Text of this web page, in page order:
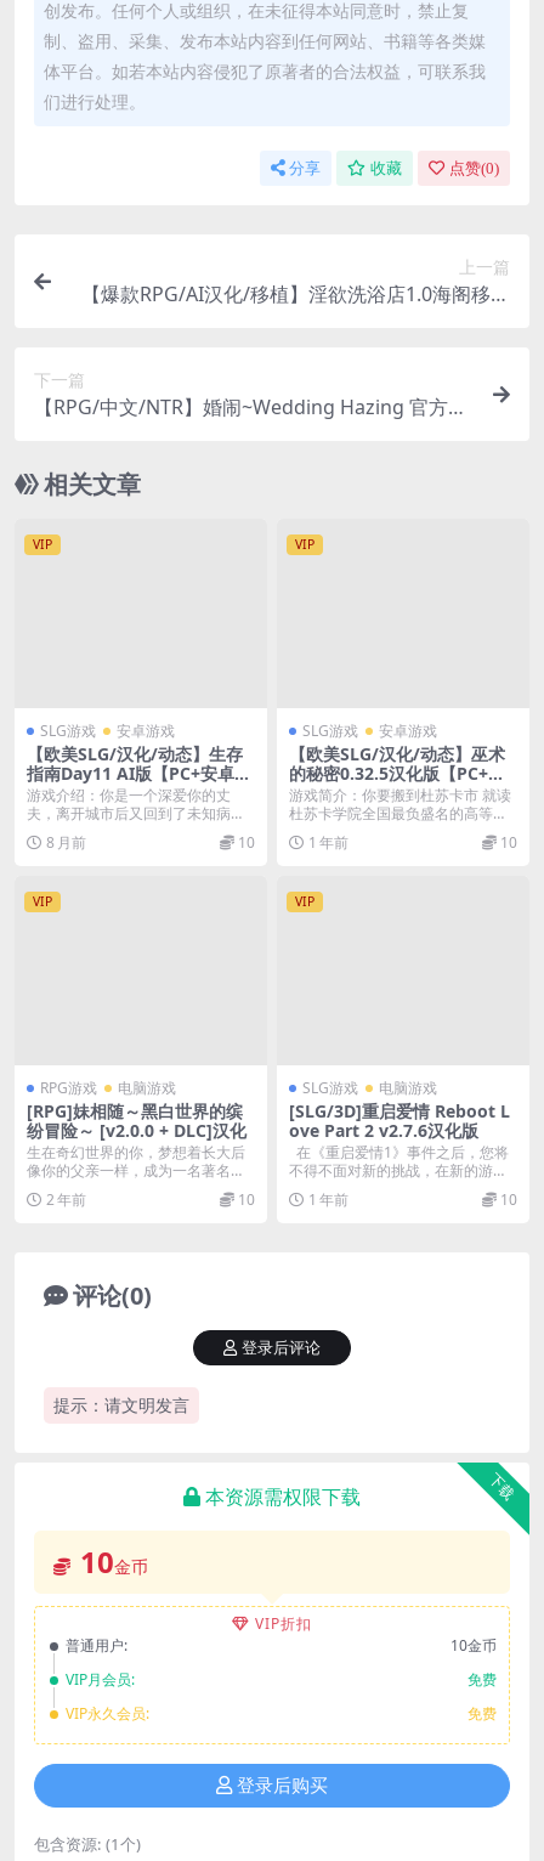
创发布。任何个人或组织，在未征得本站同意时，禁止复
制、盗用、采集、发布本站内容到任何网站、书籍等各类媒
体平台。如若本站内容侵犯了原著者的合法权益，可联系我
们进行处理。
分享 收藏 点赞(0)
上一篇
【爆款RPG/AI汉化/移植】淫欲洗浴店1.0海阁移植
下一篇
【RPG/中文/NTR】婚闹~Wedding Hazing 官方中
相关文章
VIP
SLG游戏 安卓游戏
【欧美SLG/汉化/动态】生存
指南Day11 AI版【PC+安卓/
更新】Survival Guide [Day1
1]
游戏介绍：你是一个深爱你的丈
夫，离开城市后又回到了未知病毒
的中心。英雄现在正在寻...
8 月前 10
VIP
SLG游戏 安卓游戏
【欧美SLG/汉化/动态】巫术
的秘密0.32.5汉化版【PC+安
卓/更新】Secrets of Sorcery
[v0.32.5]
游戏简介：你要搬到杜苏卡市 就读
杜苏卡学院全国最负盛名的高等学
府。你很兴奋，但你...
1 年前 10
VIP
RPG游戏 电脑游戏
[RPG]妹相随～黑白世界的缤
纷冒险～ [v2.0.0 + DLC]汉化
生在奇幻世界的你，梦想着长大后
像你的父亲一样，成为一名著名的
冒险者。 游戏视频 ...
2 年前 10
VIP
SLG游戏 电脑游戏
[SLG/3D]重启爱情 Reboot L
ove Part 2 v2.7.6汉化版
在《重启爱情1》事件之后，您将
不得不面对新的挑战，在新的游戏
中，具...
1 年前 10
评论(0)
提示：请文明发言
登录后评论
下载
本资源需权限下载
10金币
VIP折扣
普通用户:
10金币
VIP月会员:
免费
VIP永久会员:
免费
登录后购买
包含资源: (1个)